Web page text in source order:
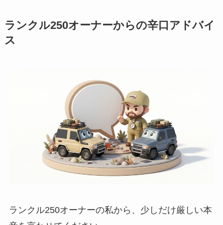
ランクル250オーナーからの辛口アドバイ
ス
ランクル250オーナーの私から、少しだけ厳しい本